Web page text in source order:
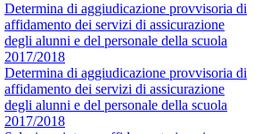
Determina di aggiudicazione provvisoria di
affidamento dei servizi di assicurazione
degli alunni e del personale della scuola
2017/2018
Determina di aggiudicazione provvisoria di
affidamento dei servizi di assicurazione
degli alunni e del personale della scuola
2017/2018